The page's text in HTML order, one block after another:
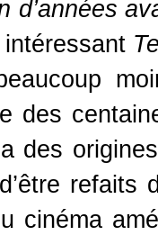
d’années
des
des
refaits
cinéma